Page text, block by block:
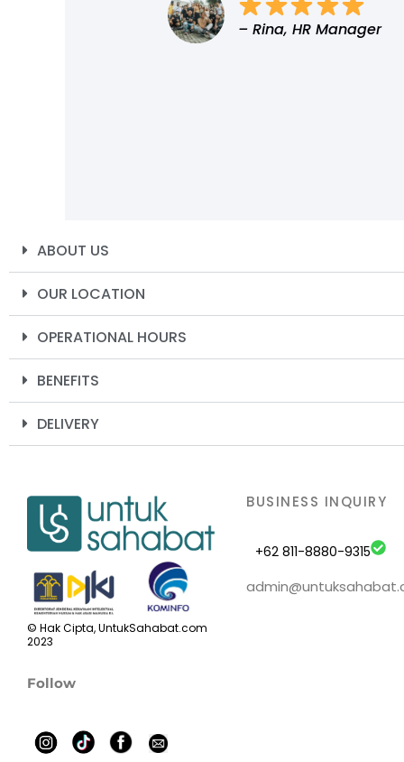
– Rina, HR Manager
ABOUT US
OUR LOCATION
OPERATIONAL HOURS
BENEFITS
DELIVERY
© Hak Cipta, UntukSahabat.com
2023
Follow
BUSINESS INQUIRY
+62 811-8880-9315